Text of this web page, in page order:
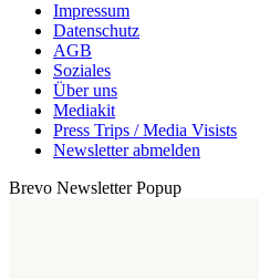
Impressum
Datenschutz
AGB
Soziales
Über uns
Mediakit
Press Trips / Media Visists
Newsletter abmelden
Brevo Newsletter Popup